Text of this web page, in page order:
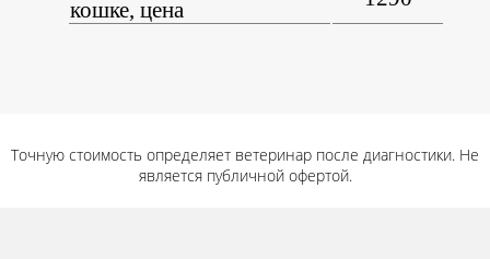
кошке, цена
Точную стоимость определяет ветеринар после диагностики. Не
является публичной офертой.